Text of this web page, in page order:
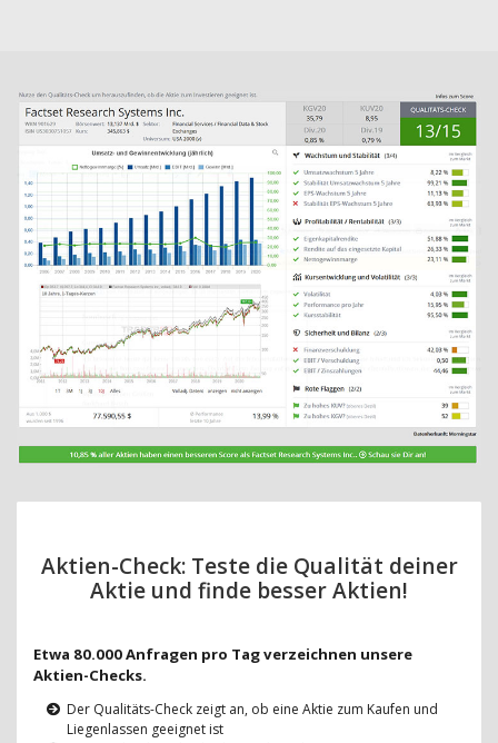
Aktien-Check: Teste die Qualität deiner
Aktie und finde besser Aktien!
Etwa 80.000 Anfragen pro Tag verzeichnen unsere
Aktien-Checks.
Der Qualitäts-Check zeigt an, ob eine Aktie zum Kaufen und
Liegenlassen geeignet ist